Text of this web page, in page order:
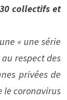
collectifs et
« une série
respect des
privées de
le coronavirus